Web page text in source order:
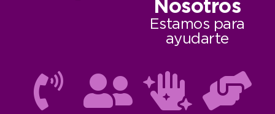
Nosotros
Estamos para
ayudarte